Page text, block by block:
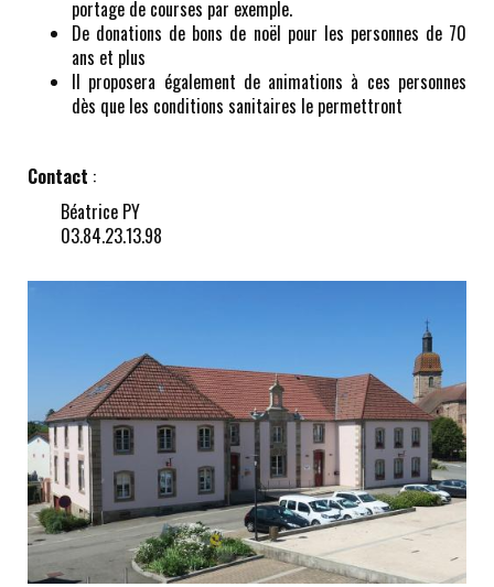
portage de courses par exemple.
De donations de bons de noël pour les personnes de 70
ans et plus
Il proposera également de animations à ces personnes
dès que les conditions sanitaires le permettront
Contact :
Béatrice PY
03.84.23.13.98